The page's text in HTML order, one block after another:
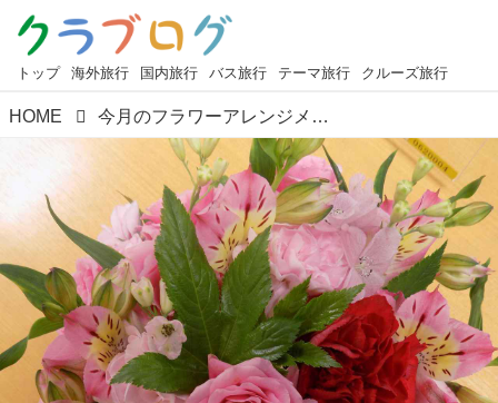
トップ 海外旅行 国内旅行 バス旅行 テーマ旅行 クルーズ旅行
HOME 今月のフラワーアレンジメント